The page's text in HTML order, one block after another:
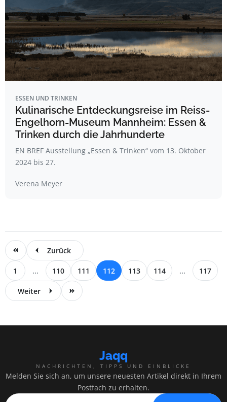
ESSEN UND TRINKEN
Kulinarische Entdeckungsreise im Reiss-
Engelhorn-Museum Mannheim: Essen &
Trinken durch die Jahrhunderte
EN BREF Ausstellung „Essen & Trinken“ vom 13. Oktober
2024 bis 27.
Verena Meyer
Zurück
1 ... 110 111 112 113 114 ... 117
Weiter
Jaqq
NACHRICHTEN, TIPPS UND EINBLICKE
Melden Sie sich an, um unsere neuesten Artikel direkt in Ihrem
Postfach zu erhalten.